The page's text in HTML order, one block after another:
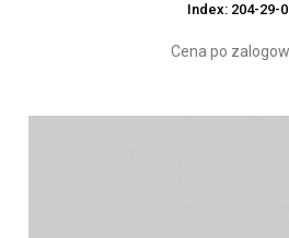
Index: 204-29-
Cena po